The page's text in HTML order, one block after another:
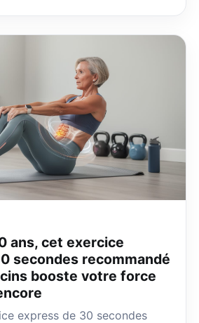
ans, cet exercice
secondes recommandé
booste votre force
express de 30 secondes